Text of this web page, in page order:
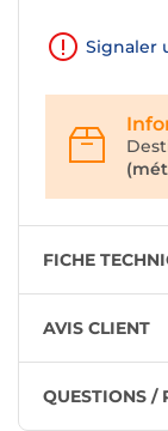
Signaler
FICHE
AVIS CLIENT
QUESTIONS /